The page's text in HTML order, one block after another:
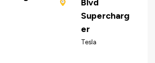
Blvd
Supercharg
er
Tesla